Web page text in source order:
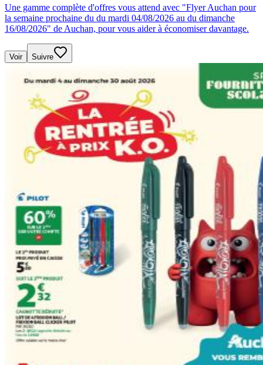
Une gamme complète d'offres vous attend avec "Flyer Auchan pour
la semaine prochaine du du mardi 04/08/2026 au du dimanche
16/08/2026" de Auchan, pour vous aider à économiser davantage.
Voir Suivre